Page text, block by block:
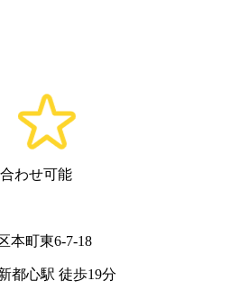
わせ可能
本町東6-7-18
都心駅 徒歩19分